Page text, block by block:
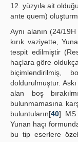
12. yüzyıla ait
ante quem)
Aynı alanın (24/
kırık vaziyette,
tespit edilmiştir
haçlara göre
biçimlendirilmiş,
doldurulmuştur.
alan boş
bulunmamasına
buluntuların[40] MS
Yunan haçı
bu tip eserlere